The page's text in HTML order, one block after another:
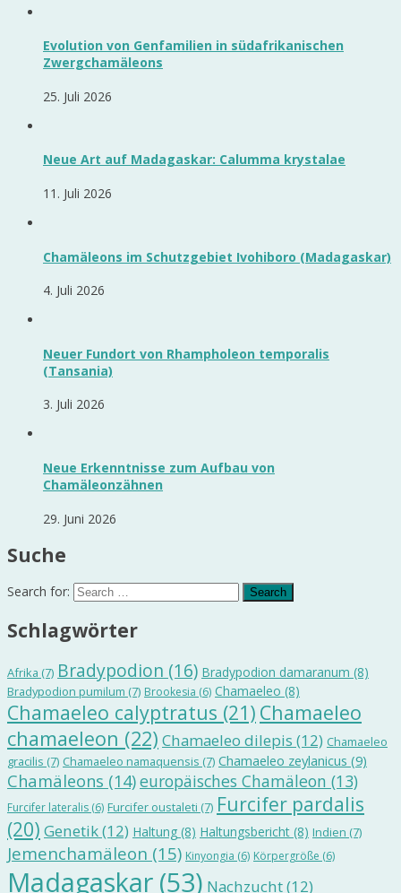
Evolution von Genfamilien in südafrikanischen
Zwergchamäleons
25. Juli 2026
Neue Art auf Madagaskar: Calumma krystalae
11. Juli 2026
Chamäleons im Schutzgebiet Ivohiboro (Madagaskar)
4. Juli 2026
Neuer Fundort von Rhampholeon temporalis
(Tansania)
3. Juli 2026
Neue Erkenntnisse zum Aufbau von
Chamäleonzähnen
29. Juni 2026
Suche
Search for:
Schlagwörter
Afrika (7) Bradypodion (16) Bradypodion damaranum (8)
Bradypodion pumilum (7) Brookesia (6) Chamaeleo (8)
Chamaeleo calyptratus (21) Chamaeleo
chamaeleon (22) Chamaeleo dilepis (12) Chamaeleo
gracilis (7) Chamaeleo namaquensis (7) Chamaeleo zeylanicus (9)
Chamäleons (14)europäisches Chamäleon (13)
Furcifer lateralis (6) Furcifer oustaleti (7) Furcifer pardalis
(20) Genetik(12) Haltung (8) Haltungsbericht (8) Indien (7)
Jemenchamäleon (15) Kinyongia (6) Körpergröße (6)
Madagaskar (53) Nachzucht(12)